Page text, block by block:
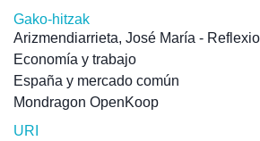
Gako-hitzak
Arizmendiarrieta, José María -
Economía y trabajo
España y mercado común
Mondragon OpenKoop
URI